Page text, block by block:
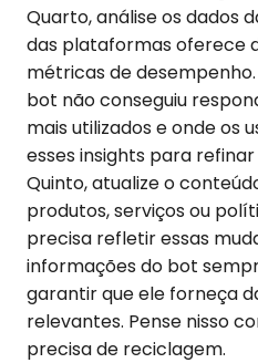
Quarto, análise os dados
das plataformas oferece
métricas de
bot não conseguiu
mais utilizados e onde os
esses insights para
Quinto, atualize o
produtos, serviços ou
precisa refletir essas
informações do bot
garantir que ele forneça
relevantes. Pense nisso
precisa de reciclagem.